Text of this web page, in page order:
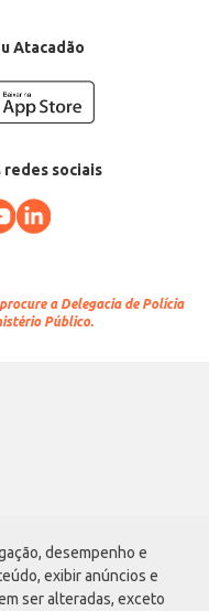
desempenho e
exibir anúncios e
ser alteradas, exceto
Atacadão
redes sociais
a Delegacia de Polícia
Público.
Maria, São Paulo - SP | CEP
0001-09